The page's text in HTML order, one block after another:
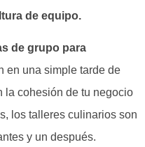
de equipo.
de grupo para
en una simple tarde de
la cohesión de tu negocio
los talleres culinarios son
y un después.